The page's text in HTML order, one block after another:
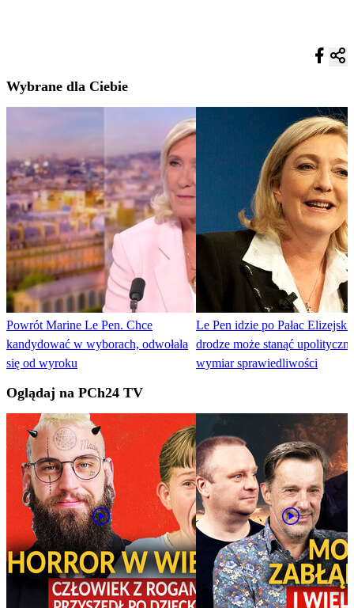
Wybrane dla Ciebie
Powrót Marine Le Pen. Chce
kandydować w wyborach, odwołała
się od wyroku
Le Pen idzie po Pałac
drodze może stanąć
wymiar sprawiedliwości
Oglądaj na PCh24 TV